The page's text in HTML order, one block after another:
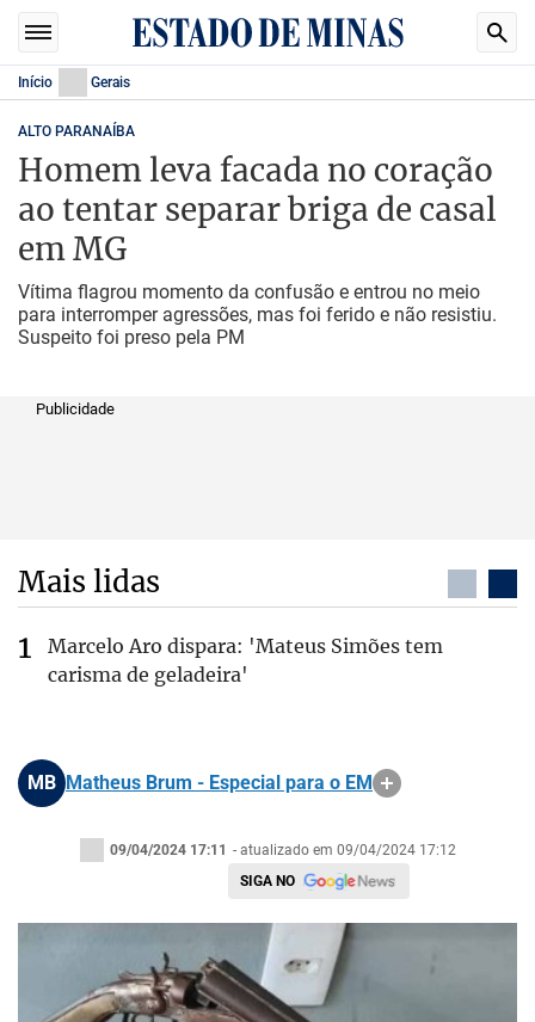
Início Gerais
ALTO PARANAÍBA
Homem leva facada no coração
ao tentar separar briga de casal
em MG
Vítima flagrou momento da confusão e entrou no meio
para interromper agressões, mas foi ferido e não resistiu.
Suspeito foi preso pela PM
Publicidade
Mais lidas
Marcelo Aro dispara: 'Mateus Simões tem
carisma de geladeira'
MB Matheus Brum - Especial para o EM
09/04/2024 17:11 - atualizado em 09/04/2024 17:12
SIGA NO